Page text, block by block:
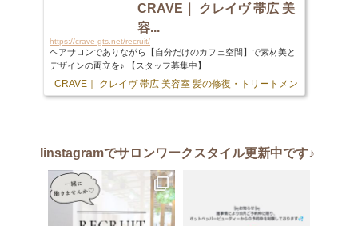
CRAVE｜ クレイヴ 帯広 美
容...
https://crave-gts.net/recruit/
ヘアサロンでありながら【自分だけのカフェ空間】で素材美と
デザインの両立を♪ 【スタッフ募集中】
CRAVE｜ クレイヴ 帯広 美容室 髪の修復・トリートメント専門店
Iinstagramでサロンワークスタイル更新中です♪